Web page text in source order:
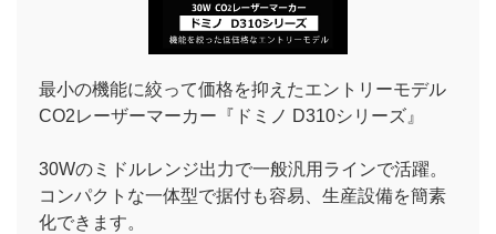
最小の機能に絞って価格を抑えたエントリーモデル
CO2レーザーマーカー『ドミノ D310シリーズ』
30Wのミドルレンジ出力で一般汎用ラインで活躍。
コンパクトな一体型で据付も容易、生産設備を簡素
化できます。